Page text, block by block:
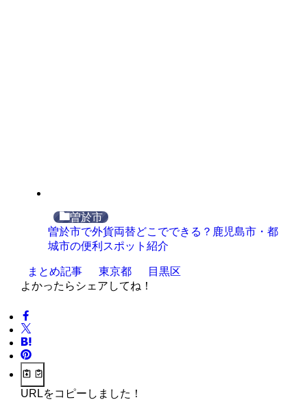
曽於市
曽於市で外貨両替どこでできる？鹿児島市・都
城市の便利スポット紹介
まとめ記事 東京都
目黒区
よかったらシェアしてね！
URLをコピーしました！